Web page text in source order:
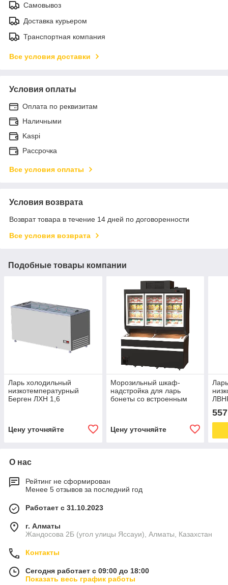
Самовывоз
Доставка курьером
Транспортная компания
Все условия доставки
Условия оплаты
Оплата по реквизитам
Наличными
Kaspi
Рассрочка
Все условия оплаты
Условия возврата
Возврат товара в течение 14 дней по договоренности
Все условия возврата
Подобные товары компании
Ларь холодильный
низкотемпературный
Берген ЛХН 1,6
Цену уточняйте
Морозильный шкаф-
надстройка для ларь
бонеты со встроенным
Цену уточняйте
О нас
Рейтинг не сформирован
Менее 5 отзывов за последний год
Работает с 31.10.2023
г. Алматы
Жандосова 2Б (угол улицы Яссауи), Алматы, Казахстан
Контакты
Сегодня работает с 09:00 до 18:00
Показать весь график работы